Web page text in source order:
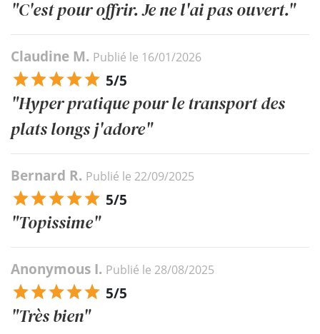
"C'est pour offrir. Je ne l'ai pas ouvert."
Claudine M. Publié le 16/01/2026
5/5
"Hyper pratique pour le transport des
plats longs j'adore"
Bernard R. Publié le 22/09/2025
5/5
"Topissime"
Anonymous I. Publié le 28/08/2025
5/5
"Très bien"